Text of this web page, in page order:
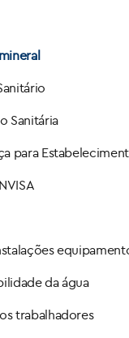
Sanitária
para
da água
trabalhadores